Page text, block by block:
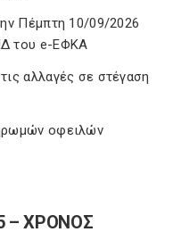
Πέμπτη 10/09/2026
του e-ΕΦΚΑ
αλλαγές σε στέγαση
οφειλών
– ΧΡΟΝΟΣ